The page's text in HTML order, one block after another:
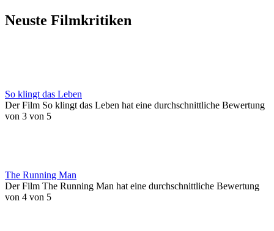
Neuste Filmkritiken
So klingt das Leben
Der Film So klingt das Leben hat eine durchschnittliche Bewertung
von 3 von 5
The Running Man
Der Film The Running Man hat eine durchschnittliche Bewertung
von 4 von 5